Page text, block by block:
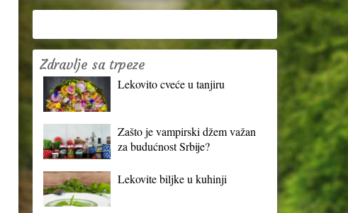
Zdravlje sa trpeze
Lekovito cveće u tanjiru
Zašto je vampirski džem važan
za budućnost Srbije?
Lekovite biljke u kuhinji